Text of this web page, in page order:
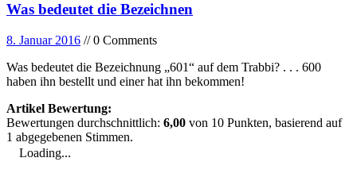
Was bedeutet die Bezeichnen
8. Januar 2016 // 0 Comments
Was bedeutet die Bezeichnung „601“ auf dem Trabbi? . . . 600
haben ihn bestellt und einer hat ihn bekommen!
Artikel Bewertung:
Bewertungen durchschnittlich: 6,00 von 10 Punkten, basierend auf
1 abgegebenen Stimmen.
Loading...